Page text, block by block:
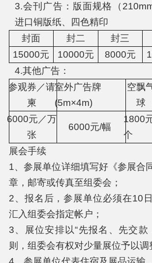
3.会刊广告：版面规格（
进口铜版纸、四色精印
封面
封二 封三
15000元
10000元 8000元
4.其他广告：
参观券／请
柬
室外广告牌
(5m×4m)
空飘
球
6000元／万
张
6000元/幅
1800
个
展会手续
1、参展单位详细填写好《参展合
章，邮寄或传真至组委会；
2、报名后，参展单位必须在10
汇入组委会指定帐户；
3、展位安排以“先报名、先交款
则，组委会有权对少量展位予以调